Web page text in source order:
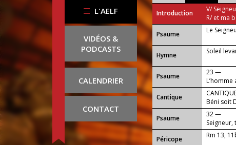
L'AELF
VIDÉOS &
PODCASTS
CALENDRIER
CONTACT
Introduction
V/
R/ et ma
Psaume
Le
Hymne Soleil
Psaume
23 —
Cantique
Béni soit
Psaume
32 —
en toi.
Péricope
Rm 13,